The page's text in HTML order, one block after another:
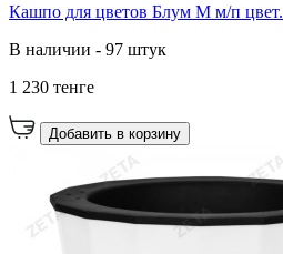
Кашпо для цветов Блум М м/п цвет.
В наличии - 97 штук
1 230 тенге
Добавить в корзину